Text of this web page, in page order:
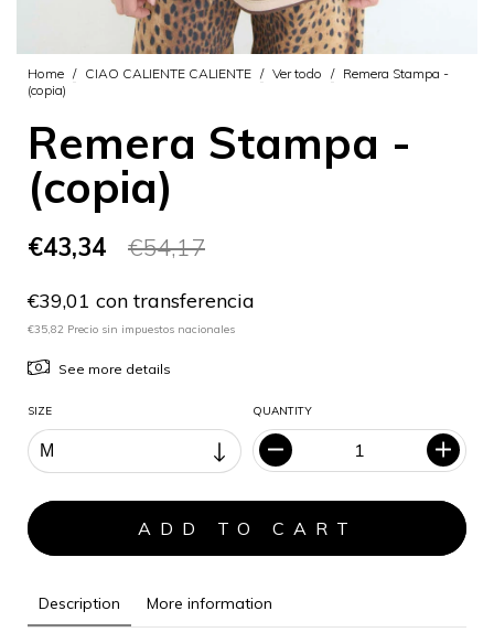
Home / CIAO CALIENTE CALIENTE / Ver todo / Remera Stampa -
(copia)
Remera Stampa -
(copia)
€43,34 €54,17
€39,01 con transferencia
€35,82 Precio sin impuestos nacionales
See more details
SIZE QUANTITY
Description More information